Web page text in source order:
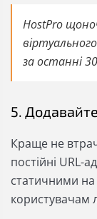
HostPro
за останні
5.
Краще не
постійні URL-
статичними
користувачам